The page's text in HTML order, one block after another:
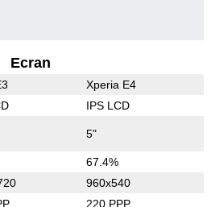
Ecran
Xperia E4
IPS LCD
5"
67.4%
960x540
220 PPP